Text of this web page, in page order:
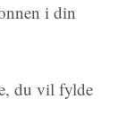
i din
du vil fylde